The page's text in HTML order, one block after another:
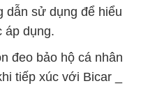
dẫn sử dụng để hiểu
áp dụng.
đeo bảo hộ cá nhân
tiếp xúc với Bicar _